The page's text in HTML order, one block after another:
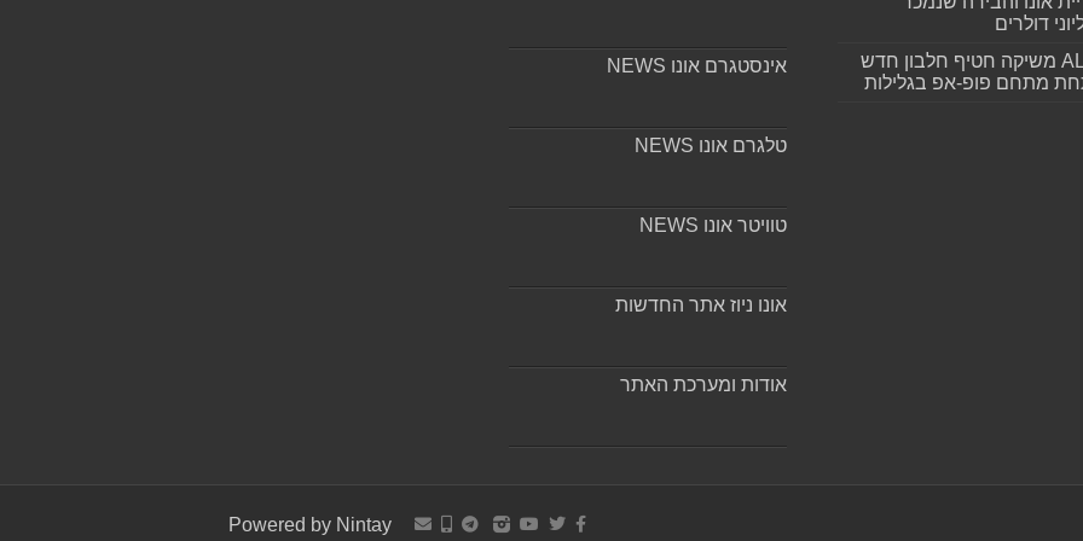
דולרים
ALLIN משיקה חטיף חלבון חדש
מתחם פופ-אפ בגלילות
אינסטגרם אונו NEWS
טלגרם אונו NEWS
טוויטר אונו NEWS
אונו ניוז אתר החדשות
אודות ומערכת האתר
Powered by Nintay